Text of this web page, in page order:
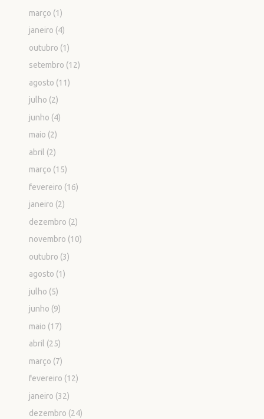
março (1)
janeiro (4)
outubro (1)
setembro (12)
agosto (11)
julho (2)
junho (4)
maio (2)
abril (2)
março (15)
fevereiro (16)
janeiro (2)
dezembro (2)
novembro (10)
outubro (3)
agosto (1)
julho (5)
junho (9)
maio (17)
abril (25)
março (7)
fevereiro (12)
janeiro (32)
dezembro (24)